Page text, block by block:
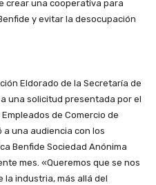
crear una cooperativa para
y evitar la desocupación
Eldorado de la Secretaría de
una solicitud presentada por el
de Comercio de
a una audiencia con los
Benfide Sociedad Anónima
mes. «Queremos que se nos
la industria, más allá del